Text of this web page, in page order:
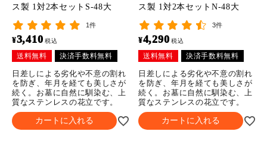
ス製 1対2本セットS-48大
1件
¥3,410 税込
送料無料 決済手数料無料
日差しによる劣化や不意の割れ
を防ぎ、年月を経ても美しさが
続く。お墓に自然に馴染む、上
質なステンレスの花立です。
カートに入れる
ス製 1対2本セットN-48大
3件
¥4,290 税込
送料無料 決済手数料無料
日差しによる劣化や不意の割れ
を防ぎ、年月を経ても美しさが
続く。お墓に自然に馴染む、上
質なステンレスの花立です。
カートに入れる